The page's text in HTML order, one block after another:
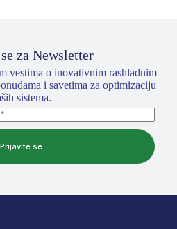
za Newsletter
vestima o inovativnim rashladnim
i savetima za optimizaciju
sistema.
Prijavite se